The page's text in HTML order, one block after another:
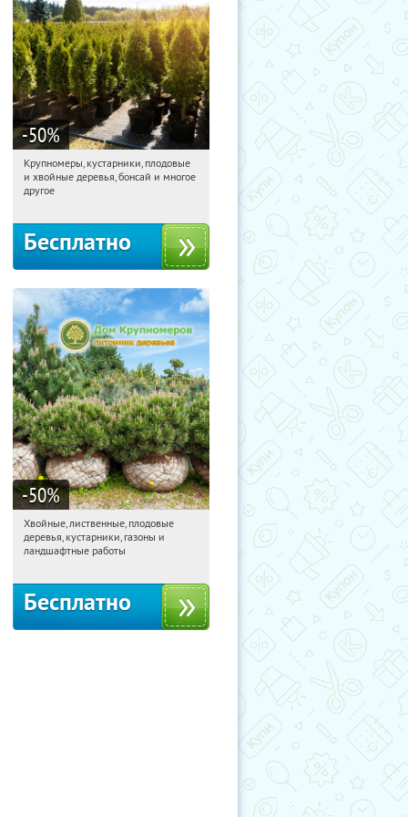
-50%
11:38:29 Получили:28
Москва, Рябиновая улица, 17
Крупномеры, кустарники, плодовые
и хвойные деревья, бонсай и многое
другое
Бесплатно
-50%
11:38:29 Получили:
Павелецкая
Угрешская
Хвойные, лиственные, плодовые
деревья, кустарники, газоны и
ландшафтные работы
Бесплатно